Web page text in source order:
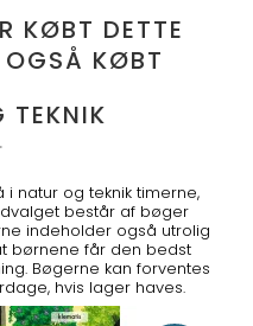
KØBT DETTE
OGSÅ KØBT
TEKNIK
natur og teknik timerne,
består af bøger
indeholder også utrolig
børnene får den bedst
Bøgerne kan forventes
hvis lager haves.